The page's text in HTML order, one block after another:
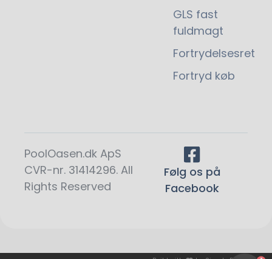
GLS fast
fuldmagt
Fortrydelsesret
Fortryd køb
PoolOasen.dk ApS
CVR-nr. 31414296. All
Rights Reserved
Følg os på
Facebook